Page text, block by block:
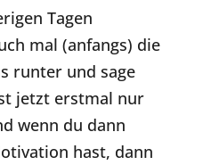
Tagen
mal (anfangs) die
runter und sage
jetzt erstmal nur
wenn du dann
hast, dann